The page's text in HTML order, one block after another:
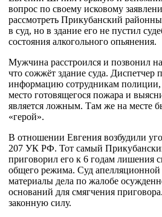
вопрос по своему исковому
рассмотреть Прикубанский
в суд, но в здание его не пустил
состояния алкогольного опьянения.
Мужчина расстроился и позвонил
что сожжёт здание суда. Диспетчер
информацию сотрудникам полиции,
место готовящегося пожара и
является ложным. Там же на месте
«герой».
В отношении Евгения возбудили
207 УК РФ. Тот самый
приговорил его к 6 годам лишения
общего режима. Суд апелляционной
материалы дела по жалобе
оснований для смягчения
законную силу.